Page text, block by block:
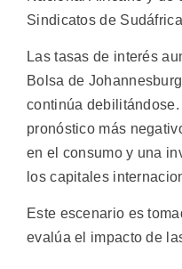
Sindicatos de
Las tasas de interés
Bolsa de
continúa
pronóstico más
en el consumo y una
los capitales
Este escenario es
evalúa el impacto de